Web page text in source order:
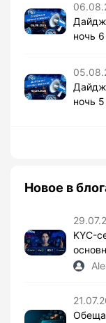
ночь 6
ночь
Новое в
KYC-